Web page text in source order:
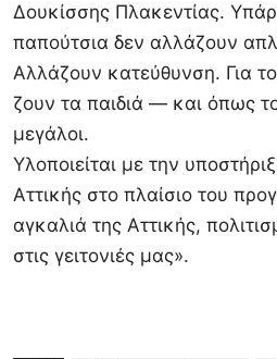
Δουκίσσης Πλακεντίας.
παπούτσια δεν αλλάζουν
Αλλάζουν κατεύθυνση. Για
ζουν τα παιδιά — και όπως
μεγάλοι.
Υλοποιείται με την
Αττικής στο πλαίσιο του
αγκαλιά της Αττικής,
στις γειτονιές μας».